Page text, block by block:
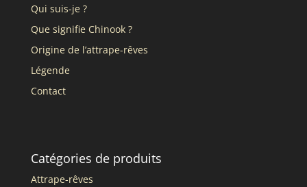
Qui suis-je ?
Que signifie Chinook ?
Origine de l’attrape-rêves
Légende
Contact
Catégories de produits
Attrape-rêves